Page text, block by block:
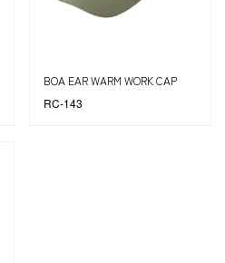
BOA EAR WARM WORK CAP
RC-143